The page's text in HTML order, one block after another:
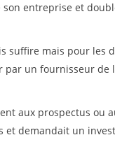
entreprise et
suffire mais pour les
un fournisseur de
aux prospectus ou
demandait un